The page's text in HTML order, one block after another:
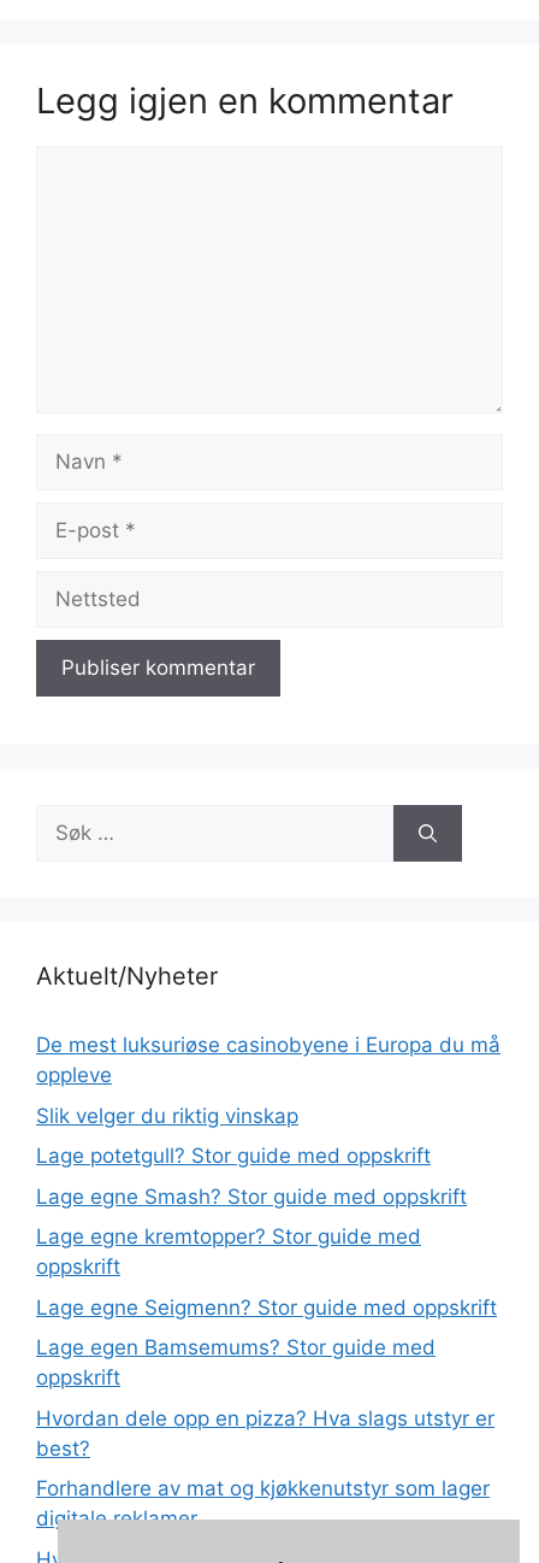
Legg igjen en kommentar
Navn
Nettsted
Søk
etter:
Aktuelt/Nyheter
De mest luksuriøse casinobyene i Europa du må
oppleve
Slik velger du riktig vinskap
Lage potetgull? Stor guide med oppskrift
Lage egne Smash? Stor guide med oppskrift
Lage egne kremtopper? Stor guide med
oppskrift
Lage egne Seigmenn? Stor guide med oppskrift
Lage egen Bamsemums? Stor guide med
oppskrift
Hvordan dele opp en pizza? Hva slags utstyr er
best?
Forhandlere av mat og kjøkkenutstyr som lager
digitale reklamer